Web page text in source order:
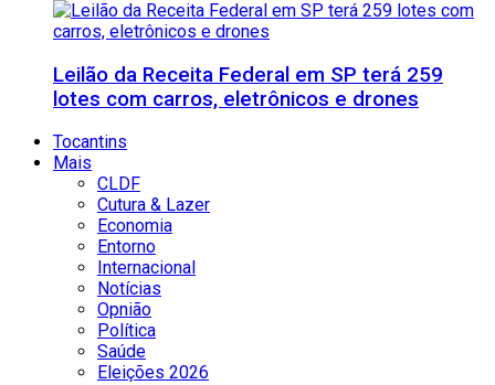
Leilão da Receita Federal em SP terá 259
lotes com carros, eletrônicos e drones
Tocantins
Mais
CLDF
Cutura & Lazer
Economia
Entorno
Internacional
Notícias
Opnião
Política
Saúde
Eleições 2026